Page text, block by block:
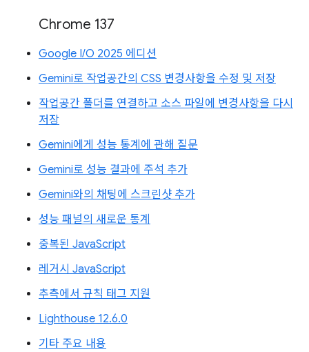
Chrome 137
Google I/O 2025 에디션
Gemini로 작업공간의 CSS 변경사항을 수정 및 저장
작업공간 폴더를 연결하고 소스 파일에 변경사항을 다시
저장
Gemini에게 성능 통계에 관해 질문
Gemini로 성능 결과에 주석 추가
Gemini와의 채팅에 스크린샷 추가
성능 패널의 새로운 통계
중복된 JavaScript
레거시 JavaScript
추측에서 규칙 태그 지원
Lighthouse 12.6.0
기타 주요 내용